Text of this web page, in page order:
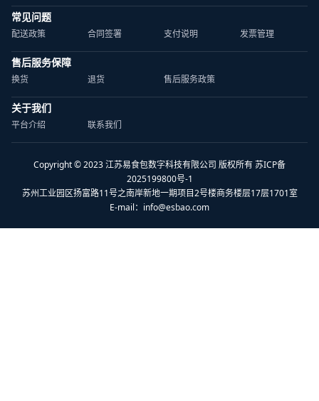
常见问题
配送政策 合同签署 支付说明 发票管理
售后服务保障
换货 退货 售后服务政策
关于我们
平台介绍 联系我们
Copyright © 2023 江苏易食包数字科技有限公司 版权所有 苏ICP备
2025199800号-1
苏州工业园区扬富路11号之南岸新地一期项目2号楼商务楼层17层1701室
E-mail： info@esbao.com